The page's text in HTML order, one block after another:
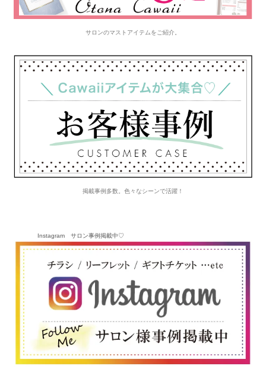
サロンのマストアイテムをご紹介。
掲載事例多数。色々なシーンで活躍！
Instagram サロン事例掲載中♡